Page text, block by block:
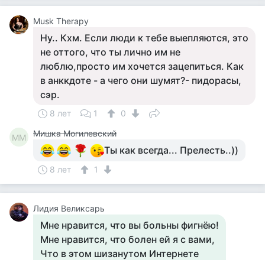
Musk Therapy
Ну.. Кхм. Если люди к тебе выепляются, это
не оттого, что ты лично им не
люблю,просто им хочется зацепиться. Как
в анккдоте - а чего они шумят?- пидорасы,
сэр.
8 лет 1 0
ММ Мишка Могилевский
Ты как всегда... Прелесть..))
8 лет 1
Лидия Великсарь
Мне нравится, что вы больны фигнёю!
Мне нравится, что болен ей я с вами,
Что в этом шизанутом Интернете